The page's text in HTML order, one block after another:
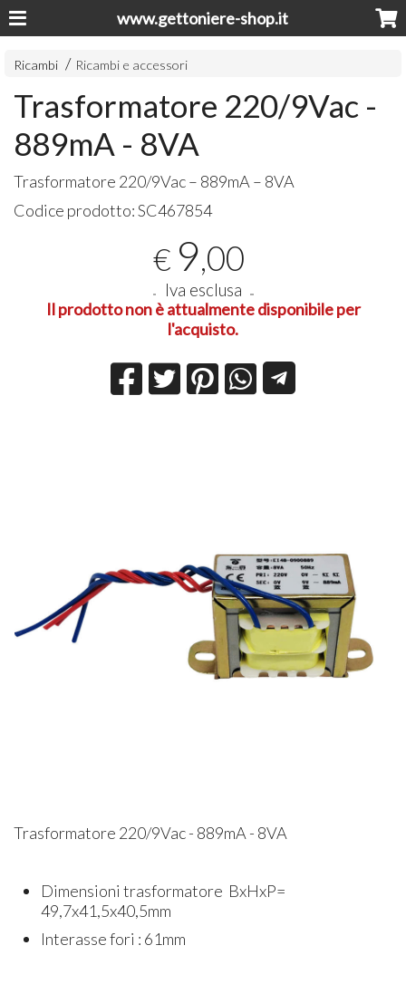
www.gettoniere-shop.it
Ricambi Ricambi e accessori
Trasformatore 220/9Vac -
889mA - 8VA
Trasformatore 220/9Vac – 889mA – 8VA
Codice prodotto:SC467854
€ 9,00
Iva esclusa
Il prodotto non è attualmente disponibile per
l'acquisto.
Trasformatore 220/9Vac - 889mA - 8VA
Dimensioni trasformatore BxHxP=
49,7x41,5x40,5mm
Interasse fori : 61mm